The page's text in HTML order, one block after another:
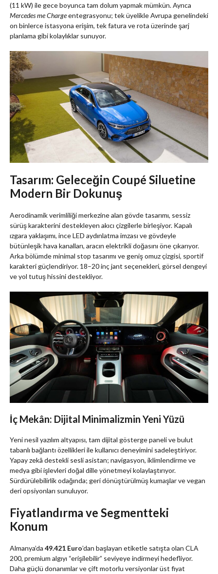
(11 kW) ile gece boyunca tam dolum yapmak mümkün. Ayrıca
Mercedes me Chargeentegrasyonu; tek üyelikle Avrupa genelindeki
on binlerce istasyona erişim, tek fatura ve rota üzerinde şarj
planlama gibi kolaylıklar sunuyor.
Tasarım: Geleceğin Coupé Siluetine
Modern Bir Dokunuş
Aerodinamik verimliliği merkezine alan gövde tasarımı, sessiz
sürüş karakterini destekleyen akıcı çizgilerle birleşiyor. Kapalı
ızgara yaklaşımı, ince LED aydınlatma imzası ve gövdeyle
bütünleşik hava kanalları, aracın elektrikli doğasını öne çıkarıyor.
Arka bölümde minimal stop tasarımı ve geniş omuz çizgisi, sportif
karakteri güçlendiriyor. 18–20 inç jant seçenekleri, görsel dengeyi
ve yol tutuş hissini destekliyor.
İç Mekân: Dijital Minimalizmin Yeni Yüzü
Yeni nesil yazılım altyapısı, tam dijital gösterge paneli ve bulut
tabanlı bağlantı özellikleri ile kullanıcı deneyimini sadeleştiriyor.
Yapay zekâ destekli sesli asistan; navigasyon, iklimlendirme ve
medya gibi işlevleri doğal dille yönetmeyi kolaylaştırıyor.
Sürdürülebilirlik odağında; geri dönüştürülmüş kumaşlar ve vegan
deri opsiyonları sunuluyor.
Fiyatlandırma ve Segmentteki
Konum
Almanya’da 49.421 Euro’dan başlayan etiketle satışta olan CLA
200, premium algıyı “erişilebilir” seviyeye indirmeyi hedefliyor.
Daha güçlü donanımlar ve çift motorlu versiyonlar üst fiyat